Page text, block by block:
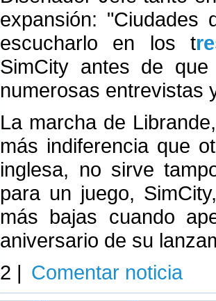
expansión: "Ciudades
escucharlo en los t
SimCity antes de
numerosas entrevistas
La marcha de
más indiferencia que
inglesa, no sirve
para un juego,
más bajas cuando
aniversario de su
2 | Comentar noticia